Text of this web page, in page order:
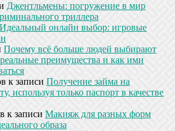
Джентльмены: погружение в мир
триллера
Идеальный онлайн выбор: игровые
Почему всё больше людей выбирают
преимущества и как ими
к записи Получение займа на
используя только паспорт в качестве
к записи Макияж для разных форм
образа